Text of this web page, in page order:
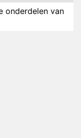
onderdelen van